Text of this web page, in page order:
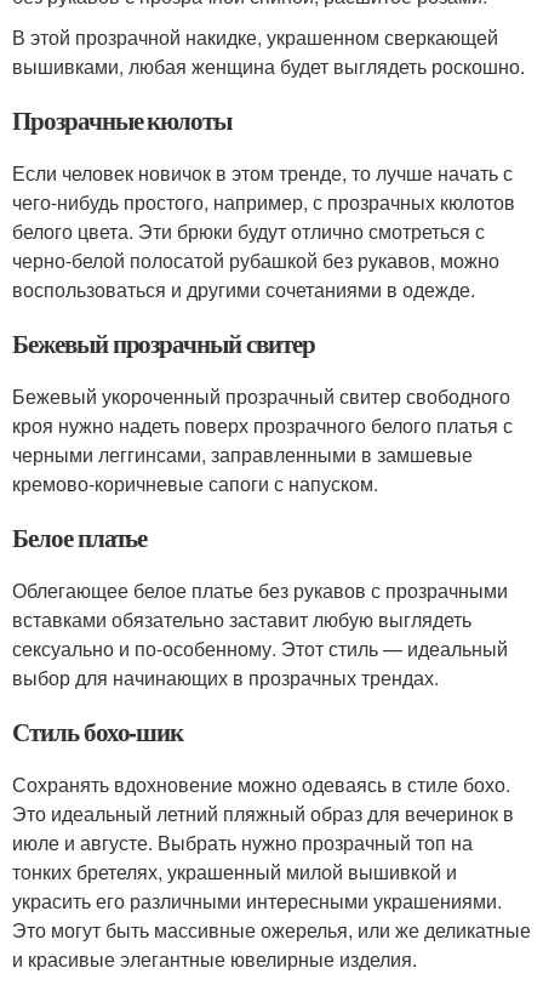
В этой прозрачной накидке, украшенном сверкающей
вышивками, любая женщина будет выглядеть роскошно.
Прозрачные кюлоты
Если человек новичок в этом тренде, то лучше начать с
чего-нибудь простого, например, с прозрачных кюлотов
белого цвета. Эти брюки будут отлично смотреться с
черно-белой полосатой рубашкой без рукавов, можно
воспользоваться и другими сочетаниями в одежде.
Бежевый прозрачный свитер
Бежевый укороченный прозрачный свитер свободного
кроя нужно надеть поверх прозрачного белого платья с
черными леггинсами, заправленными в замшевые
кремово-коричневые сапоги с напуском.
Белое платье
Облегающее белое платье без рукавов с прозрачными
вставками обязательно заставит любую выглядеть
сексуально и по-особенному. Этот стиль — идеальный
выбор для начинающих в прозрачных трендах.
Стиль бохо-шик
Сохранять вдохновение можно одеваясь в стиле бохо.
Это идеальный летний пляжный образ для вечеринок в
июле и августе. Выбрать нужно прозрачный топ на
тонких бретелях, украшенный милой вышивкой и
украсить его различными интересными украшениями.
Это могут быть массивные ожерелья, или же деликатные
и красивые элегантные ювелирные изделия.